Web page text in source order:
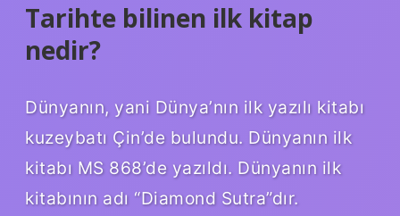
Tarihte bilinen ilk kitap
nedir?
Dünyanın, yani Dünya’nın ilk yazılı kitabı
kuzeybatı Çin’de bulundu. Dünyanın ilk
kitabı MS 868’de yazıldı. Dünyanın ilk
kitabının adı “Diamond Sutra”dır.